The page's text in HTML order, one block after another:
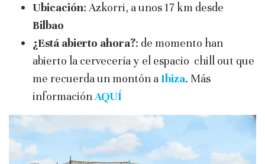
Ubicación: Azkorri, a unos 17 km desde
Bilbao
¿Está abierto ahora?: de momento han
abierto la cervecería y el espacio chill out que
me recuerda un montón a Ibiza. Más
informaciónAQUÍ